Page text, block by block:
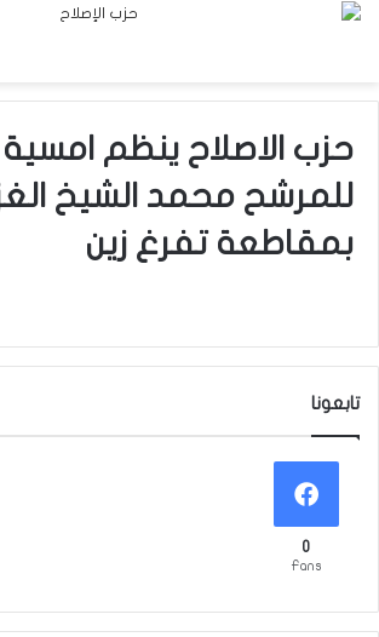
حزب الاصلاح ينظم امسية
للمرشح محمد الشيخ
بمقاطعة تفرغ زين
تابعونا
0
Fans